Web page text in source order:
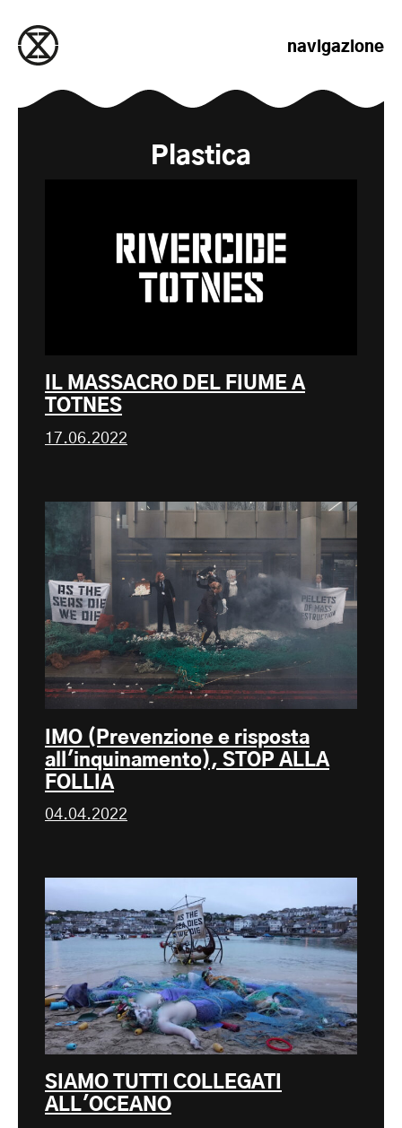
navigazione
Plastica
IL MASSACRO DEL FIUME A
TOTNES
17.06.2022
IMO (Prevenzione e risposta
all'inquinamento), STOP ALLA
FOLLIA
04.04.2022
SIAMO TUTTI COLLEGATI
ALL'OCEANO